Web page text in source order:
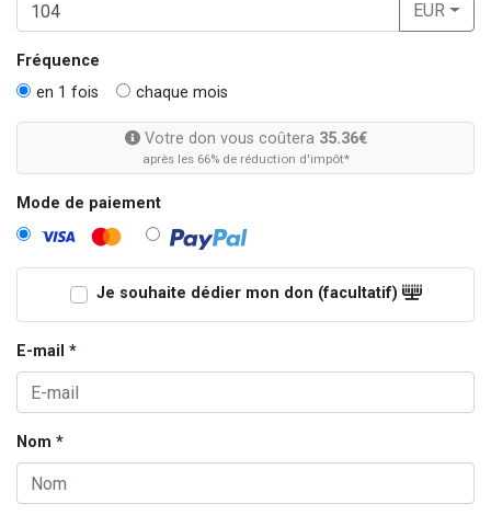
EUR
Fréquence
en 1 fois
chaque mois
Votre don vous coûtera 35.36€
après les 66% de réduction d'impôt*
Mode de paiement
Je souhaite dédier mon don (facultatif)
E-mail *
Nom *